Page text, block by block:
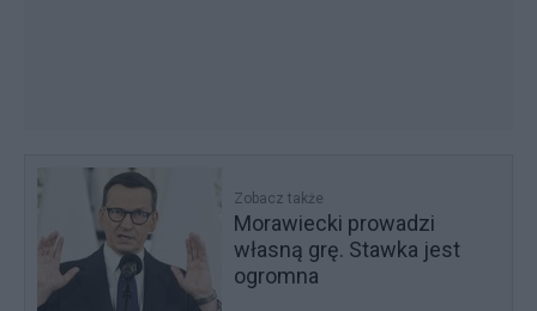
Zobacz także
Morawiecki prowadzi
własną grę. Stawka jest
ogromna